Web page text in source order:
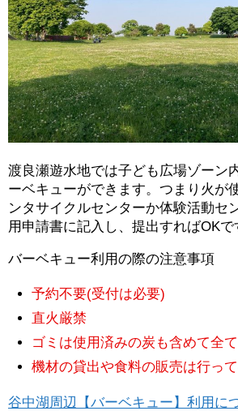
渡良瀬遊水地では子ども広場ゾーン
ーベキューができます。つまり火が
ンタサイクルセンターか体験活動セ
用申請書に記入し、提出すればOKで
バーベキュー利用の際の注意事項
予約不要(受付は必要)
直火厳禁
ゴミは使用済みの炭も含めて全
機材の貸出や食料の販売は行っ
谷中湖周辺【バーベキュー】利用に